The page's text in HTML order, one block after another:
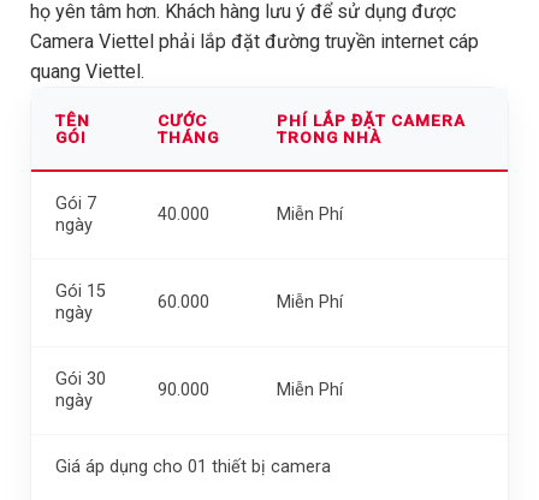
họ yên tâm hơn. Khách hàng lưu ý để sử dụng được
Camera Viettel phải lắp đặt đường truyền internet cáp
quang Viettel.
TÊN
GÓI
CƯỚC
THÁNG
PHÍ LẮP ĐẶT CAMERA
TRONG NHÀ
Gói 7
ngày
40.000 Miễn Phí
Gói 15
ngày
60.000 Miễn Phí
Gói 30
ngày
90.000 Miễn Phí
Giá áp dụng cho 01 thiết bị camera